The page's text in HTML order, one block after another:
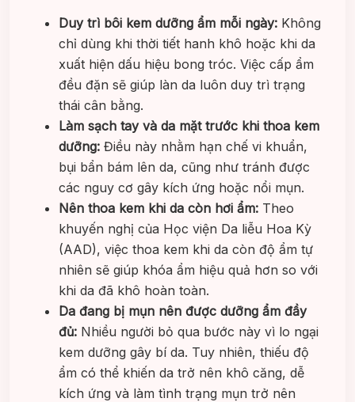
Duy trì bôi kem dưỡng ẩm mỗi ngày: Không
chỉ dùng khi thời tiết hanh khô hoặc khi da
xuất hiện dấu hiệu bong tróc. Việc cấp ẩm
đều đặn sẽ giúp làn da luôn duy trì trạng
thái cân bằng.
Làm sạch tay và da mặt trước khi thoa kem
dưỡng: Điều này nhằm hạn chế vi khuẩn,
bụi bẩn bám lên da, cũng như tránh được
các nguy cơ gây kích ứng hoặc nổi mụn.
Nên thoa kem khi da còn hơi ẩm: Theo
khuyến nghị của Học viện Da liễu Hoa Kỳ
(AAD), việc thoa kem khi da còn độ ẩm tự
nhiên sẽ giúp khóa ẩm hiệu quả hơn so với
khi da đã khô hoàn toàn.
Da đang bị mụn nên được dưỡng ẩm đầy
đủ: Nhiều người bỏ qua bước này vì lo ngại
kem dưỡng gây bí da. Tuy nhiên, thiếu độ
ẩm có thể khiến da trở nên khô căng, dễ
kích ứng và làm tình trạng mụn trở nên